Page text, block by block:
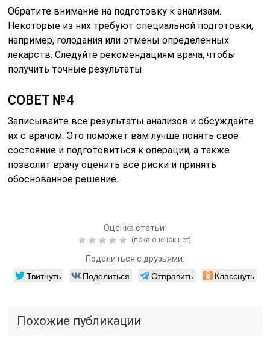
Обратите внимание на подготовку к анализам.
Некоторые из них требуют специальной подготовки,
например, голодания или отмены определенных
лекарств. Следуйте рекомендациям врача, чтобы
получить точные результаты.
СОВЕТ №4
Записывайте все результаты анализов и обсуждайте
их с врачом. Это поможет вам лучше понять свое
состояние и подготовиться к операции, а также
позволит врачу оценить все риски и принять
обоснованное решение.
Оценка статьи:
(пока оценок нет)
Поделиться с друзьями:
Твитнуть Поделиться Отправить Класснуть
Похожие публикации